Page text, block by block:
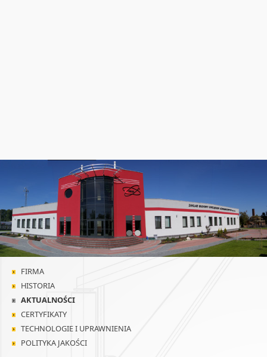
❮ ❯
FIRMA
HISTORIA
AKTUALNOŚCI
CERTYFIKATY
TECHNOLOGIE I UPRAWNIENIA
POLITYKA JAKOŚCI